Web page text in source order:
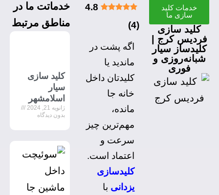
خدمات کلید
سازی ما
کلید سازی
فردیس کرج |
کلیدساز سیار
شبانه‌روزی و
فوری
4.8
(
4
)
اگه پشت در
ماندید یا
کلیدتان داخل
خانه جا
مانده،
مهم‌ترین چیز
سرعت و
اعتماد است.
کلیدسازی
یزدانی با
خدماتت ما در
مناطق مرتبط
کلید سازی
سیار
اسلامشهر
ژانویه 21, 2024
بدون دیدگاه